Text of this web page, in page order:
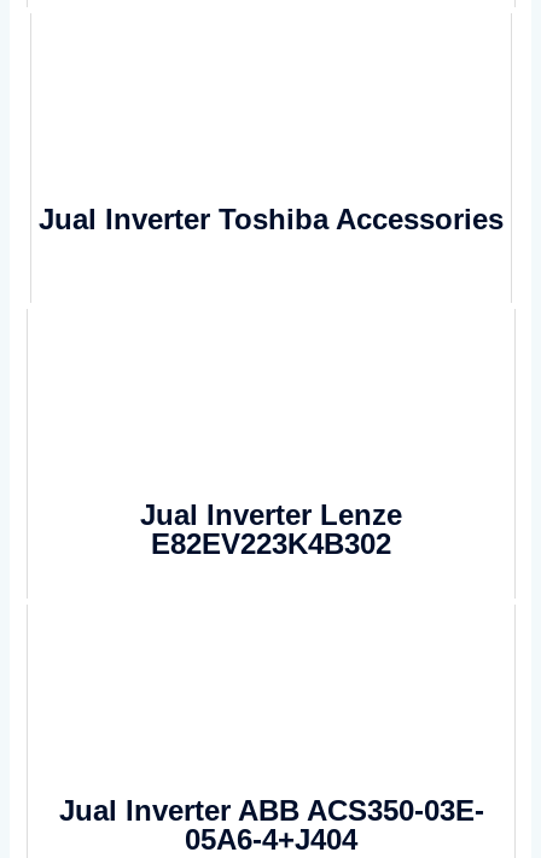
Jual Inverter Toshiba Accessories
Jual Inverter Lenze
E82EV223K4B302
Jual Inverter ABB ACS350-03E-
05A6-4+J404